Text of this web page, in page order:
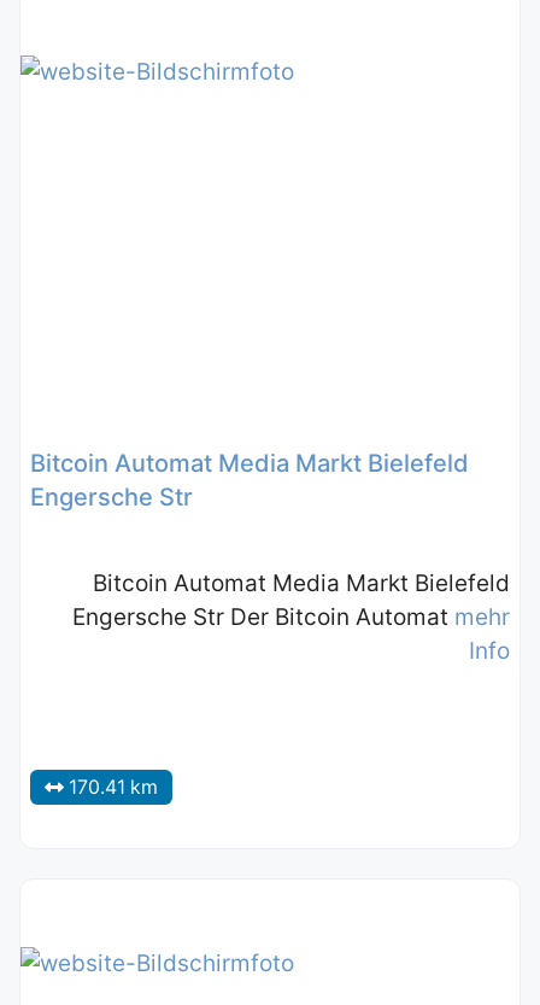
Bitcoin Automat Media Markt Bielefeld
Engersche Str
Bitcoin Automat Media Markt Bielefeld
Engersche Str Der Bitcoin Automat mehr
Info
170.41 km